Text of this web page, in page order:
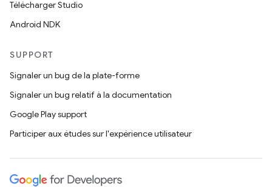
Télécharger Studio
Android NDK
SUPPORT
Signaler un bug de la plate-forme
Signaler un bug relatif à la documentation
Google Play support
Participer aux études sur l'expérience utilisateur